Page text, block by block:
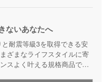
ないあなたへ
ざまなライフスタイルに寄
スよく叶える規格商品で